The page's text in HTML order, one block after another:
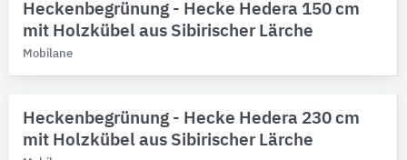
Heckenbegrünung - Hecke Hedera 150 cm
mit Holzkübel aus Sibirischer Lärche
Mobilane
Heckenbegrünung - Hecke Hedera 230 cm
mit Holzkübel aus Sibirischer Lärche